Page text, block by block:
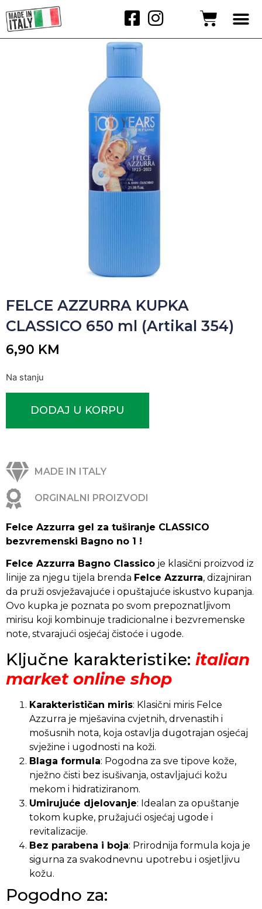
FELCE AZZURRA KUPKA
CLASSICO 650 ml (Artikal 354)
6,90 KM
Na stanju
DODAJ U KORPU
MADE IN ITALY
ORGINALNI PROIZVODI
Felce Azzurra gel za tuširanje CLASSICO
bezvremenski Bagno no 1 !
Felce Azzurra Bagno Classico je klasični proizvod iz
linije za njegu tijela brenda Felce Azzurra, dizajniran
da pruži osvježavajuće i opuštajuće iskustvo kupanja.
Ovo kupka je poznata po svom prepoznatljivom
mirisu koji kombinuje tradicionalne i bezvremenske
note, stvarajući osjećaj čistoće i ugode.
Ključne karakteristike: italian
market online shop
Karakterističan miris: Klasični miris Felce
Azzurra je mješavina cvjetnih, drvenastih i
mošusnih nota, koja ostavlja dugotrajan osjećaj
svježine i ugodnosti na koži.
Blaga formula: Pogodna za sve tipove kože,
nježno čisti bez isušivanja, ostavljajući kožu
mekom i hidratiziranom.
Umirujuće djelovanje: Idealan za opuštanje
tokom kupke, pružajući osjećaj ugode i
revitalizacije.
Bez parabena i boja: Prirodnija formula koja je
sigurna za svakodnevnu upotrebu i osjetljivu
kožu.
Pogodno za: